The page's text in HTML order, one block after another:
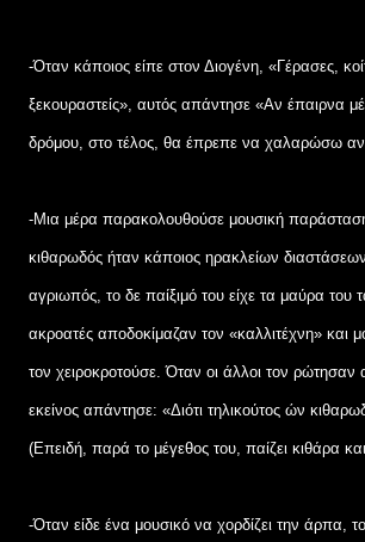
-Όταν κάποιος είπε στον Διογένη, «Γέρασες,
ξεκουραστείς», αυτός απάντησε «Αν έπαιρνα
δρόμου, στο τέλος, θα έπρεπε να χαλαρώσω
-Μια μέρα παρακολουθούσε μουσική
κιθαρωδός ήταν κάποιος ηρακλείων
αγριωπός, το δε παίξιμό του είχε τα μαύρα του
ακροατές αποδοκίμαζαν τον «καλλιτέχνη» και
τον χειροκροτούσε. Όταν οι άλλοι τον ρώτησαν
εκείνος απάντησε: «Διότι τηλικούτος ών
(Επειδή, παρά το μέγεθος του, παίζει κιθάρα
-Όταν είδε ένα μουσικό να χορδίζει την άρπα,